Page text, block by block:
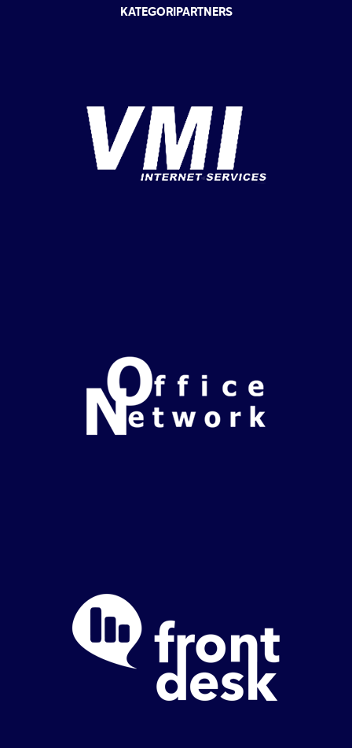
KATEGORIPARTNERS